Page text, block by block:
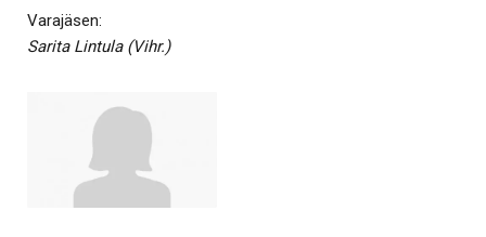
Varajäsen:
Sarita Lintula (Vihr.)